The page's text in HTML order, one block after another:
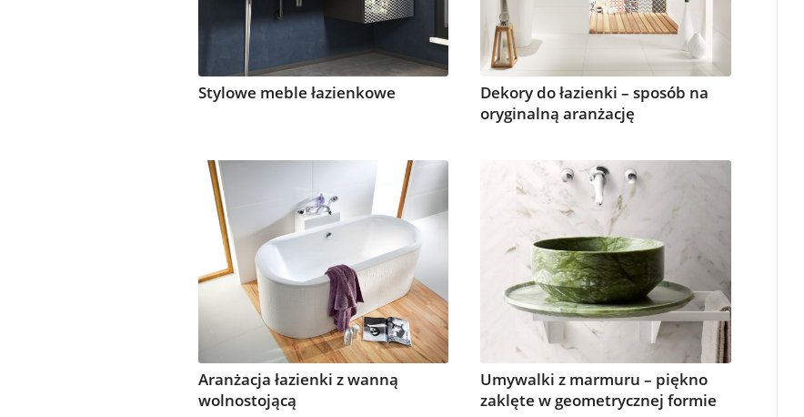
Stylowe meble łazienkowe
Dekory do łazienki – sposób na
oryginalną aranżację
Aranżacja łazienki z wanną
wolnostojącą
Umywalki z marmuru – piękno
zaklęte w geometrycznej formie